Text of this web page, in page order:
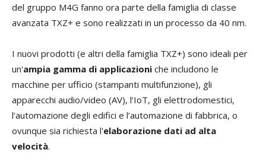
del gruppo M4G fanno ora parte della famiglia di classe
avanzata TXZ+ e sono realizzati in un processo da 40 nm.
I nuovi prodotti (e altri della famiglia TXZ+) sono ideali per
un'ampia gamma di applicazioni che includono le
macchine per ufficio (stampanti multifunzione), gli
apparecchi audio/video (AV), l’IoT, gli elettrodomestici,
l’automazione degli edifici e l’automazione di fabbrica, o
ovunque sia richiesta l'elaborazione dati ad alta
velocità.